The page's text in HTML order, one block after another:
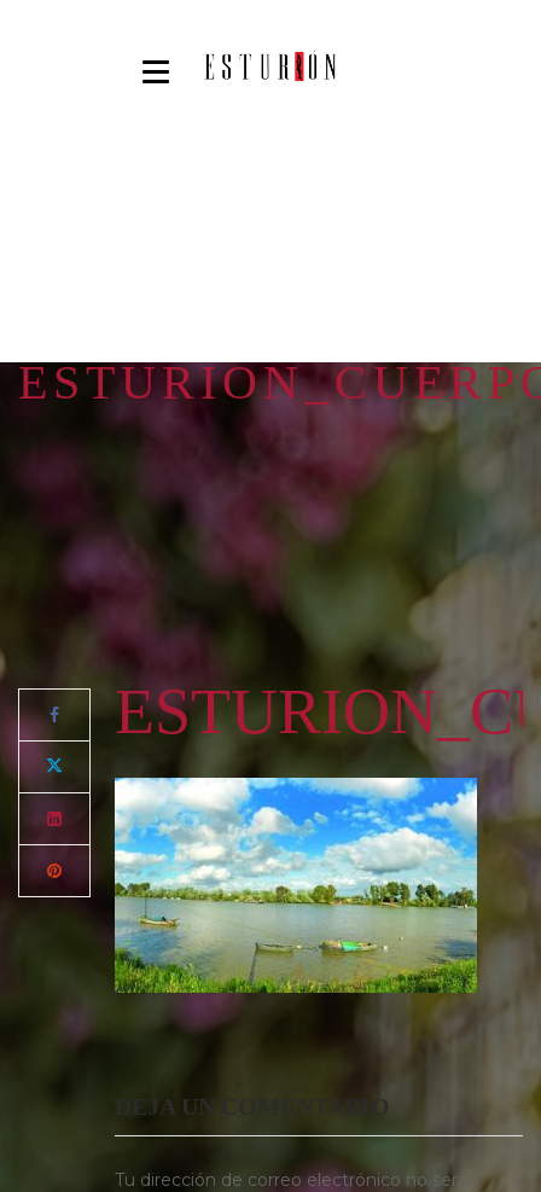
DEJA UN COMENTARIO
Tu dirección de correo electrónico no será